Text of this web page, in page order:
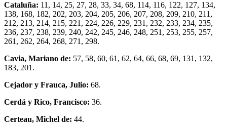
Cataluña: 11, 14, 25, 27, 28, 33, 34, 68, 114, 116, 122, 127, 134,
138, 168, 182, 202, 203, 204, 205, 206, 207, 208, 209, 210, 211,
212, 213, 214, 215, 221, 224, 226, 229, 231, 232, 233, 234, 235,
236, 237, 238, 239, 240, 242, 245, 246, 248, 251, 253, 255, 257,
261, 262, 264, 268, 271, 298.
Cavia, Mariano de: 57, 58, 60, 61, 62, 64, 66, 68, 69, 131, 132,
183, 201.
Cejador y Frauca, Julio: 68.
Cerdá y Rico, Francisco: 36.
Certeau, Michel de: 44.